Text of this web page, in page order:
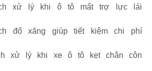
xử lý khi ô tô mất trợ lực lái
đổ xăng giúp tiết kiệm chi phí
xử lý khi xe ô tô kẹt chân côn